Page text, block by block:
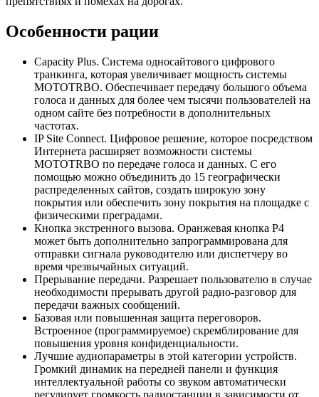
Особенности рации
Capacity Plus. Система односайтового цифрового
транкинга, которая увеличивает мощность системы
MOTOTRBO. Обеспечивает передачу большого объема
голоса и данных для более чем тысячи пользователей на
одном сайте без потребности в дополнительных
частотах.
IP Site Connect. Цифровое решение, которое посредством
Интернета расширяет возможности системы
MOTOTRBO по передаче голоса и данных. С его
помощью можно объединить до 15 географически
распределенных сайтов, создать широкую зону
покрытия или обеспечить зону покрытия на площадке с
физическими преградами.
Кнопка экстренного вызова. Оранжевая кнопка P4
может быть дополнительно запрограммирована для
отправки сигнала руководителю или диспетчеру во
время чрезвычайных ситуаций.
Прерывание передачи. Разрешает пользователю в случае
необходимости прерывать другой радио-разговор для
передачи важных сообщений.
Базовая или повышенная защита переговоров.
Встроенное (программируемое) скремблирование для
повышения уровня конфиденциальности.
Лучшие аудиопараметры в этой категории устройств.
Громкий динамик на передней панели и функция
интеллектуальной работы со звуком автоматически
регулирует громкость радиостанции в зависимости от